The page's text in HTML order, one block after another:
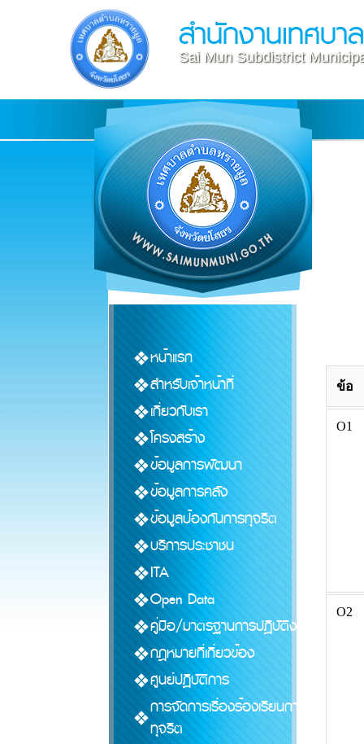
สำนักงานเทศบ
Sai Mun Subdistrict
หน้าแรก
สำหรับเจ้าหน้าที่
เกี่ยวกับเรา
โครงสร้าง
ข้อมูลการพัฒนา
ข้อมูลการคลัง
ข้อมูลป้องกันการทุจริต
บริการประชาชน
ITA
Open Data
คู่มือ/มาตรฐานการปฏิบัติงาน
กฎหมายที่เกี่ยวข้อง
ศูนย์ปฏิบัติการ
การจัดการเรื่องร้องเรียนการ
ทุจริต
ข้อ
O1
O2